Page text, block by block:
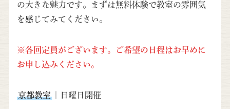
の大きな魅力です。まずは無料体験で教室の雰囲気
を感じてみてください。
※各回定員がございます。ご希望の日程はお早めに
お申し込みください。
京都教室｜日曜日開催